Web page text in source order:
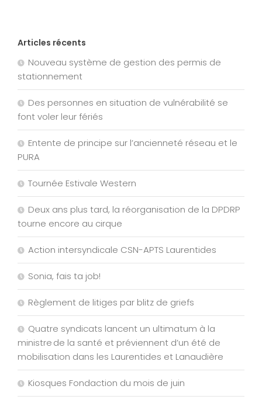
Articles récents
Nouveau système de gestion des permis de
stationnement
Des personnes en situation de vulnérabilité se
font voler leur fériés
Entente de principe sur l’ancienneté réseau et le
PURA
Tournée Estivale Western
Deux ans plus tard, la réorganisation de la DPDRP
tourne encore au cirque
Action intersyndicale CSN-APTS Laurentides
Sonia, fais ta job!
Règlement de litiges par blitz de griefs
Quatre syndicats lancent un ultimatum à la
ministre de la santé et préviennent d’un été de
mobilisation dans les Laurentides et Lanaudière
Kiosques Fondaction du mois de juin